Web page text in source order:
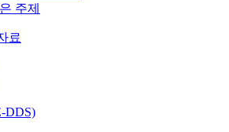
주제
료
DDS)